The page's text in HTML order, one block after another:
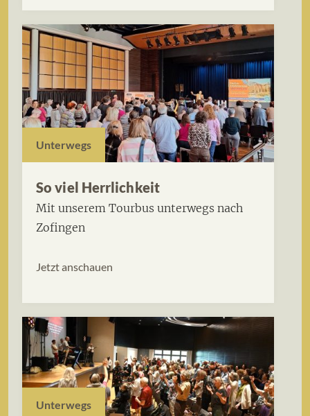
Unterwegs
So viel Herrlichkeit
Mit unserem Tourbus unterwegs nach
Zofingen
Jetzt anschauen
Unterwegs